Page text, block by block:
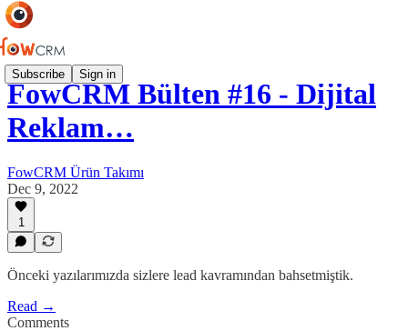
Subscribe Sign in
FowCRM Bülten #16 - Dijital
Reklam…
FowCRM Ürün Takımı
Dec 9, 2022
1
Önceki yazılarımızda sizlere lead kavramından bahsetmiştik.
Read →
Comments